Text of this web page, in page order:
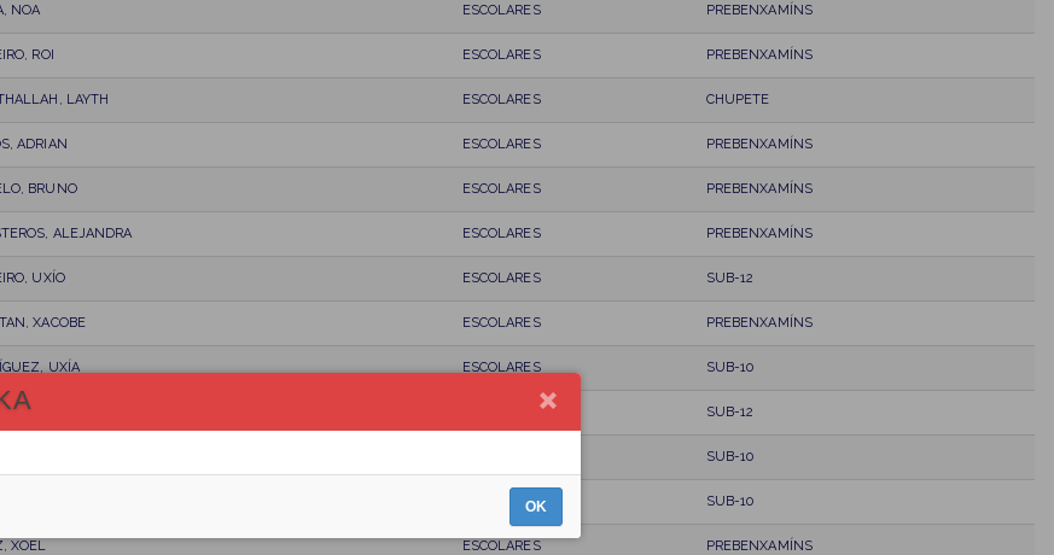
NOA ESCOLARES PREBENXAMÍNS
ROI ESCOLARES PREBENXAMÍNS
LAYTH ESCOLARES CHUPETE
ADRIAN ESCOLARES PREBENXAMÍNS
BRUNO ESCOLARES PREBENXAMÍNS
ALEJANDRA ESCOLARES PREBENXAMÍNS
UXÍO ESCOLARES SUB-12
XACOBE ESCOLARES PREBENXAMÍNS
UXÍA ESCOLARES SUB-10
ESCOLARES SUB-12
SUB-10
ESCOLARES SUB-10
XOEL ESCOLARES PREBENXAMÍNS
OK